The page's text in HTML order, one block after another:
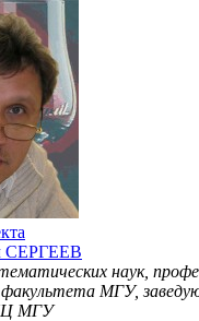
СЕРГЕЕВ
наук,
МГУ,
МГУ